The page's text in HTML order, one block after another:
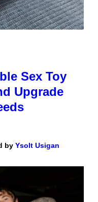
Sex Toy
Upgrade
by Ysolt Usigan